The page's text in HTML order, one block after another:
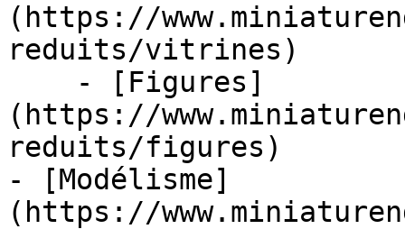
(https://
reduits/vitrines)
(https://
reduits/figures)
- [Modélisme]
(https://